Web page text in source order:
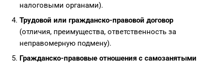
налоговыми органами).
Трудовой или гражданско-правовой договор
(отличия, преимущества, ответственность за
неправомерную подмену).
Гражданско-правовые отношения с самозанятыми